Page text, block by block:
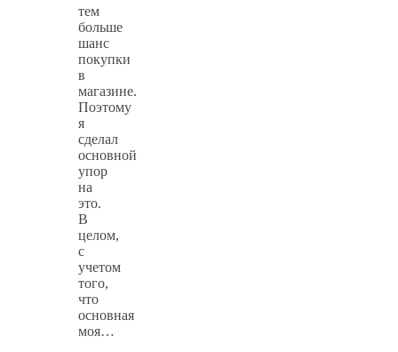
тем
больше
шанс
покупки
в
магазине.
Поэтому
я
сделал
основной
упор
на
это.
В
целом,
с
учетом
того,
что
основная
моя…